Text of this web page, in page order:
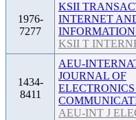
1976-
7277
KSII
INTERNET
KSII T
1434-
8411
AEU-
JOURNAL OF
AEU-INT J